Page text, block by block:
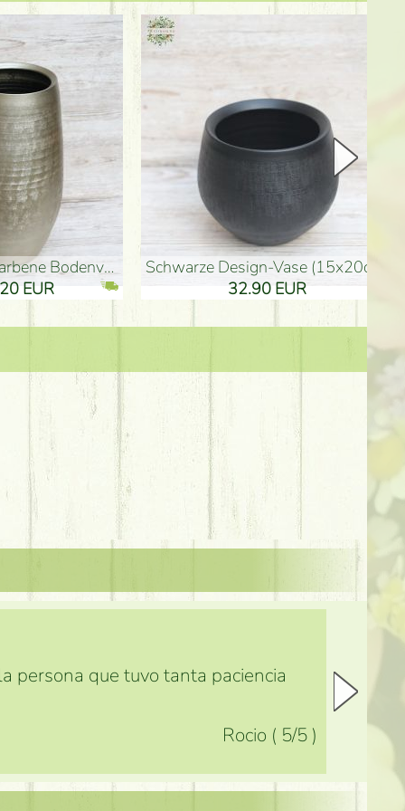
Keramik Vase 35*21cm
61.40 EUR
Holzfigur für Schulabgänger (10
3.80 EUR
persona que tuvo tanta paciencia
Rocio ( 5/5 )